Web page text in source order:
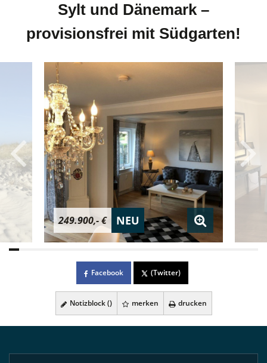
Sylt und Dänemark –
provisionsfrei mit Südgarten!
249.900,- € NEU
Facebook (Twitter)
Notizblock () merken drucken